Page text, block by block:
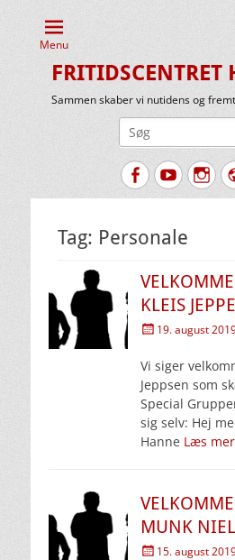
Menu
FRITIDSCENTRET
Sammen skaber vi nutidens og
Facebook
Tag: Personale
KLEIS
Udgivet
19. august
Vi siger
Jeppsen som
Special
sig selv: Hej
Hanne Læs
MUNK
Udgivet
15. august